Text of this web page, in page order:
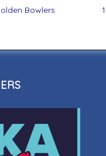
Bowlers